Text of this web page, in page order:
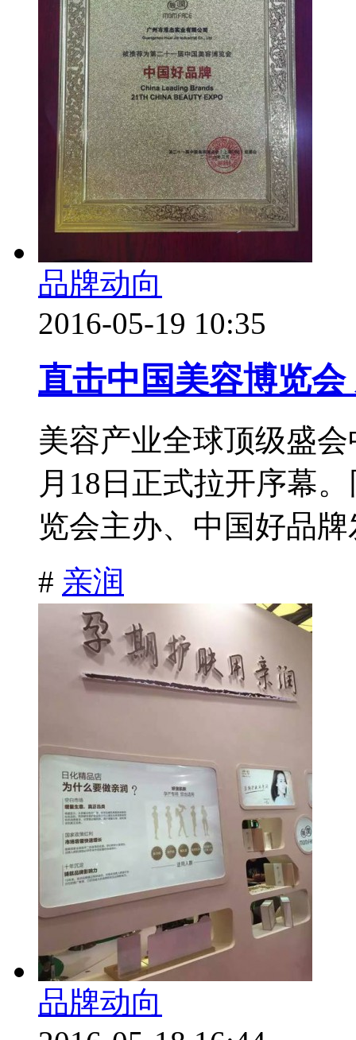
品牌动向
2016-05-19 10:35
直击中国美容博览
美容产业全球顶级盛
月18日正式拉开序幕
览会主办、中国好品
# 亲润
品牌动向